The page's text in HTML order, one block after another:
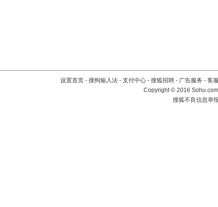
设置首页 - 搜狗输入法 - 支付中心 - 搜狐招聘 - 广告服务 - 客
Copyright©2016
搜狐不良信息举